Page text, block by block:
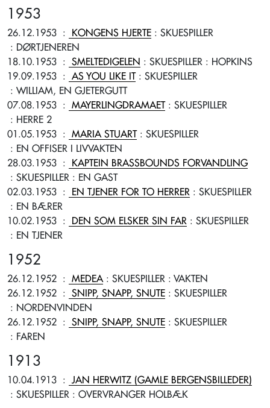
1953
26.12.1953 : KONGENS HJERTE : SKUESPILLER
: DØRTJENEREN
18.10.1953 : SMELTEDIGELEN : SKUESPILLER : HOPKINS
19.09.1953 : AS YOU LIKE IT: SKUESPILLER
: WILLIAM, EN GJETERGUTT
07.08.1953 : MAYERLINGDRAMAET: SKUESPILLER
: HERRE 2
01.05.1953 : MARIA STUART: SKUESPILLER
: EN OFFISER I LIVVAKTEN
28.03.1953 :
KAPTEIN BRASSBOUNDS FORVANDLING
: SKUESPILLER : EN GAST
02.03.1953 : EN TJENER FOR TO HERRER : SKUESPILLER
: EN BÆRER
10.02.1953 : DEN SOM ELSKER SIN FAR : SKUESPILLER
: EN TJENER
1952
26.12.1952 : MEDEA : SKUESPILLER : VAKTEN
26.12.1952 : SNIPP, SNAPP, SNUTE : SKUESPILLER
: NORDENVINDEN
26.12.1952 : SNIPP, SNAPP, SNUTE : SKUESPILLER
: FAREN
1913
10.04.1913 :
JAN HERWITZ (GAMLE BERGENSBILLEDER)
: SKUESPILLER : OVERVRANGER HOLBÆK